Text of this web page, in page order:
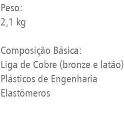
Peso:
2,1 kg
Composição Básica:
Liga de Cobre (bronze e latão)
Plásticos de Engenharia
Elastômeros